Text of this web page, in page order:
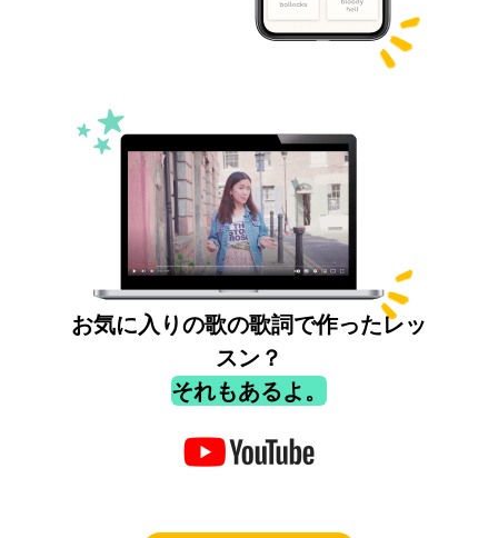
お気に入りの歌の歌詞で作ったレッ
スン？
それもあるよ。